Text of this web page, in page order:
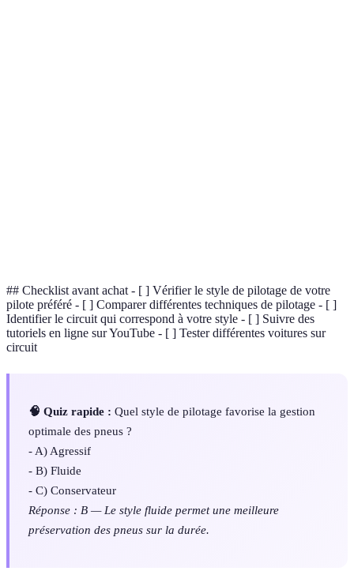
## Checklist avant achat - [ ] Vérifier le style de pilotage de votre
pilote préféré - [ ] Comparer différentes techniques de pilotage - [ ]
Identifier le circuit qui correspond à votre style - [ ] Suivre des
tutoriels en ligne sur YouTube - [ ] Tester différentes voitures sur
circuit
🧠 Quiz rapide : Quel style de pilotage favorise la gestion
optimale des pneus ?
- A) Agressif
- B) Fluide
- C) Conservateur
Réponse : B — Le style fluide permet une meilleure
préservation des pneus sur la durée.